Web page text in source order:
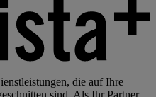
die auf Ihre
sind. Als Ihr Partner